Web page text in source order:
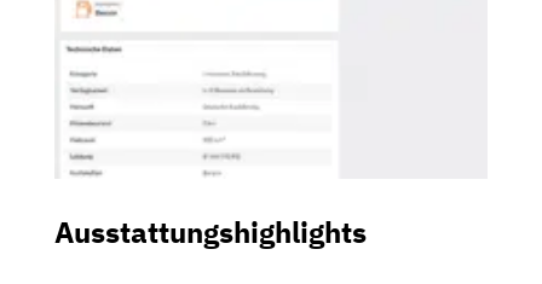
Ausstattungshighlights